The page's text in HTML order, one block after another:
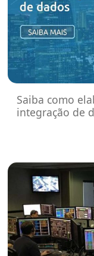
Saiba como
integração de